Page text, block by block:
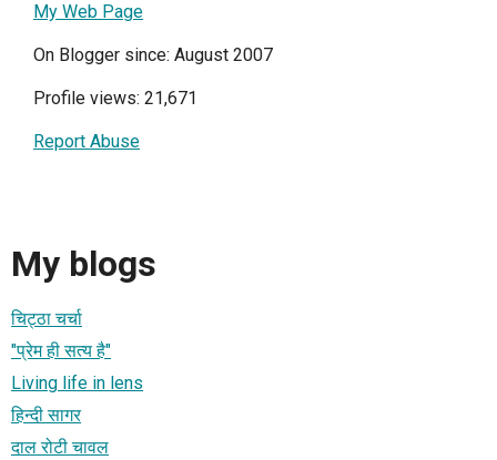
My Web Page
On Blogger since: August 2007
Profile views: 21,671
Report Abuse
My blogs
चिट्ठा चर्चा
"प्रेम ही सत्य है"
Living life in lens
हिन्दी सागर
दाल रोटी चावल